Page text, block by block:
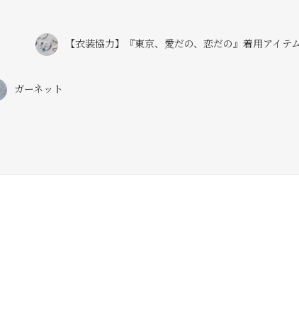
【衣装協力】『東京、愛だの、恋だの』着用アイテ
ガーネット